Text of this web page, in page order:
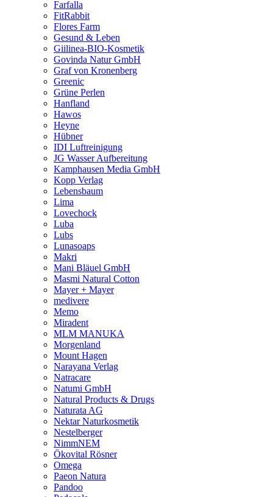
Farfalla
FitRabbit
Flores Farm
Gesund & Leben
Giilinea-BIO-Kosmetik
Govinda Natur GmbH
Graf von Kronenberg
Greenic
Grüne Perlen
Hanfland
Hawos
Heyne
Hübner
IDI Luftreinigung
JG Wasser Aufbereitung
Kamphausen Media GmbH
Kopp Verlag
Lebensbaum
Lima
Lovechock
Luba
Lubs
Lunasoaps
Makri
Mani Bläuel GmbH
Masmi Natural Cotton
Mayer + Mayer
medivere
Memo
Miradent
MLM MANUKA
Morgenland
Mount Hagen
Narayana Verlag
Natracare
Natumi GmbH
Natural Products & Drugs
Naturata AG
Nektar Naturkosmetik
Nestelberger
NimmNEM
Ökovital Rösner
Omega
Paeon Natura
Pandoo